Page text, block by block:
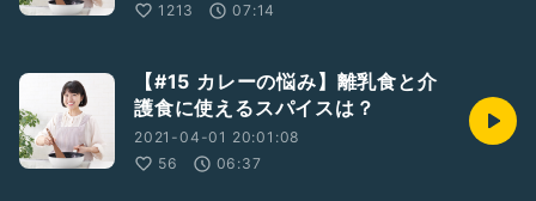
1213
07:14
【#15 カレーの悩み】離乳食と介
護食に使えるスパイスは？
2021-04-01 20:01:08
56
06:37